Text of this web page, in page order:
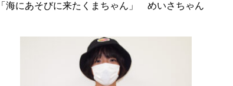
「海にあそびに来たくまちゃん」 めいさちゃん